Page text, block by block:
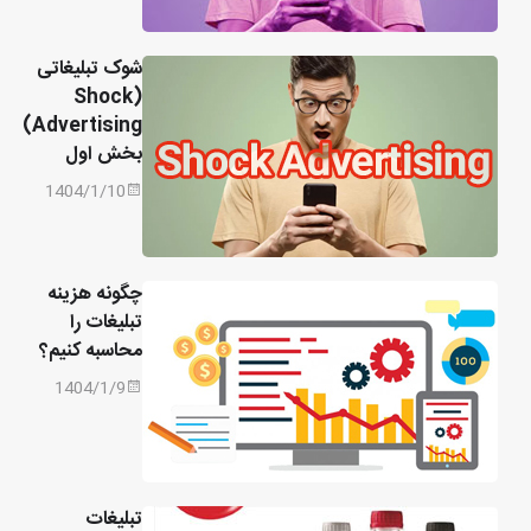
شوک تبلیغاتی
(Shock
Advertising)
بخش اول
1404/1/10
چگونه هزینه
تبلیغات را
محاسبه کنیم؟
1404/1/9
تبلیغات